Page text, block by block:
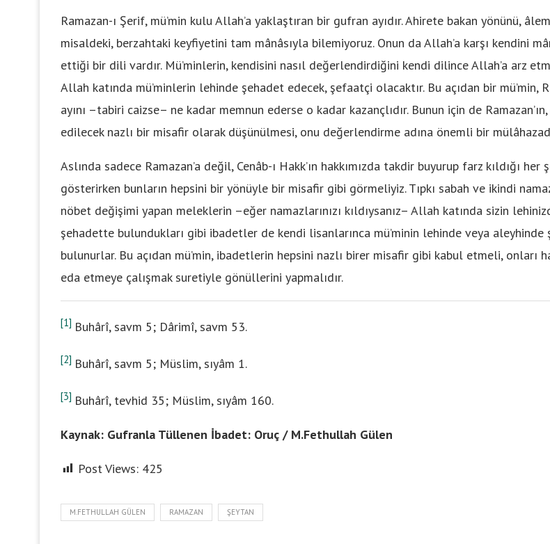
Ramazan-ı Şerif, mü’min kulu Allah’a yaklaştıran bir gufran ayıdır. Ahirete bakan yönünü,
misaldeki, berzahtaki keyfiyetini tam mânâsıyla bilemiyoruz. Onun da Allah’a karşı kendini
ettiği bir dili vardır. Mü’minlerin, kendisini nasıl değerlendirdiğini kendi dilince Allah’a arz
Allah katında mü’minlerin lehinde şehadet edecek, şefaatçi olacaktır. Bu açıdan bir mü’min,
ayını –tabiri caizse– ne kadar memnun ederse o kadar kazançlıdır. Bunun için de
edilecek nazlı bir misafir olarak düşünülmesi, onu değerlendirme adına önemli bir
Aslında sadece Ramazan’a değil, Cenâb-ı Hakk’ın hakkımızda takdir buyurup farz kıldığı her
gösterirken bunların hepsini bir yönüyle bir misafir gibi görmeliyiz. Tıpkı sabah ve ikindi
nöbet değişimi yapan meleklerin –eğer namazlarınızı kıldıysanız– Allah katında sizin
şehadette bulundukları gibi ibadetler de kendi lisanlarınca mü’minin lehinde veya aleyhinde
bulunurlar. Bu açıdan mü’min, ibadetlerin hepsini nazlı birer misafir gibi kabul etmeli, onları
eda etmeye çalışmak suretiyle gönüllerini yapmalıdır.
[1] Buhârî, savm 5; Dârimî, savm 53.
[2] Buhârî, savm 5; Müslim, sıyâm 1.
[3] Buhârî, tevhid 35; Müslim, sıyâm 160.
Kaynak: Gufranla Tüllenen İbadet: Oruç / M.Fethullah Gülen
Post Views: 425
M.FETHULLAH GÜLEN RAMAZAN ŞEYTAN